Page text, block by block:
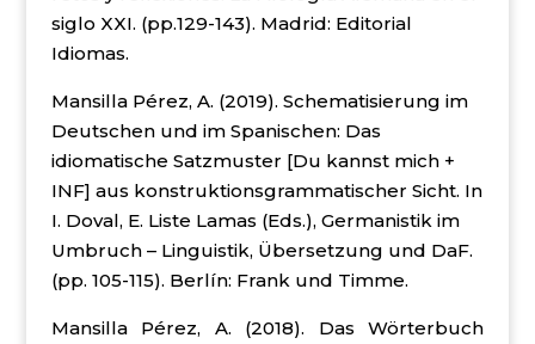
siglo XXI. (pp.129-143). Madrid: Editorial
Idiomas.
Mansilla Pérez, A. (2019). Schematisierung im
Deutschen und im Spanischen: Das
idiomatische Satzmuster [Du kannst mich +
INF] aus konstruktionsgrammatischer Sicht. In
I. Doval, E. Liste Lamas (Eds.), Germanistik im
Umbruch – Linguistik, Übersetzung und DaF.
(pp. 105-115). Berlín: Frank und Timme.
Mansilla Pérez, A. (2018). Das Wörterbuch